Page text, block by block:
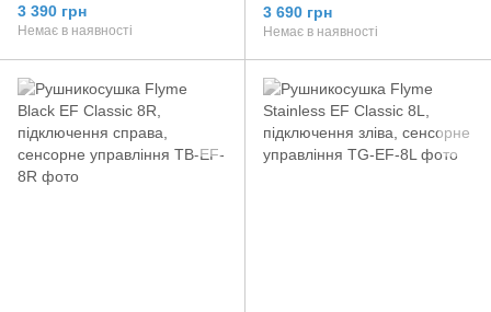
3 390 грн
Немає в наявності
3 690 грн
Немає в наявності